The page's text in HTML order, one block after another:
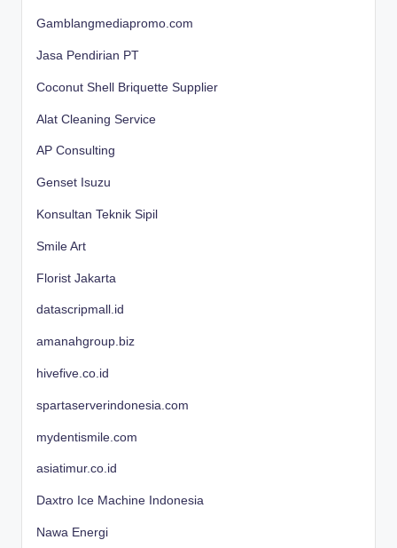
Gamblangmediapromo.com
Jasa Pendirian PT
Coconut Shell Briquette Supplier
Alat Cleaning Service
AP Consulting
Genset Isuzu
Konsultan Teknik Sipil
Smile Art
Florist Jakarta
datascripmall.id
amanahgroup.biz
hivefive.co.id
spartaserverindonesia.com
mydentismile.com
asiatimur.co.id
Daxtro Ice Machine Indonesia
Nawa Energi